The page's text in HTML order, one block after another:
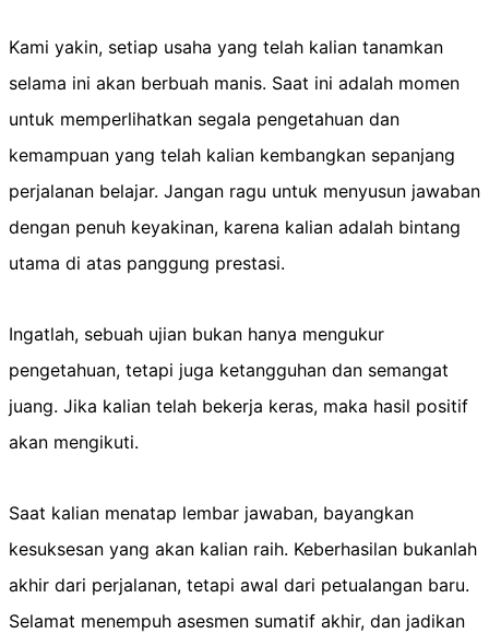
Kami yakin, setiap usaha yang telah kalian tanamkan
selama ini akan berbuah manis. Saat ini adalah momen
untuk memperlihatkan segala pengetahuan dan
kemampuan yang telah kalian kembangkan sepanjang
perjalanan belajar. Jangan ragu untuk menyusun jawaban
dengan penuh keyakinan, karena kalian adalah bintang
utama di atas panggung prestasi.
Ingatlah, sebuah ujian bukan hanya mengukur
pengetahuan, tetapi juga ketangguhan dan semangat
juang. Jika kalian telah bekerja keras, maka hasil positif
akan mengikuti.
Saat kalian menatap lembar jawaban, bayangkan
kesuksesan yang akan kalian raih. Keberhasilan bukanlah
akhir dari perjalanan, tetapi awal dari petualangan baru.
Selamat menempuh asesmen sumatif akhir, dan jadikan